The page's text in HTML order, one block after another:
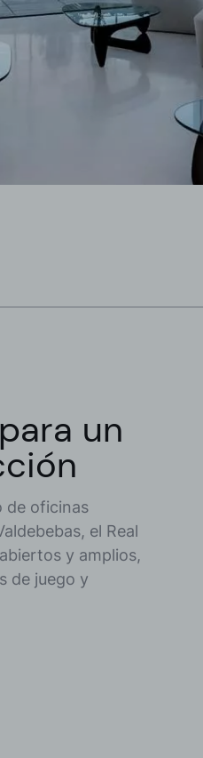
un
de oficinas
el Real
y amplios,
de juego y